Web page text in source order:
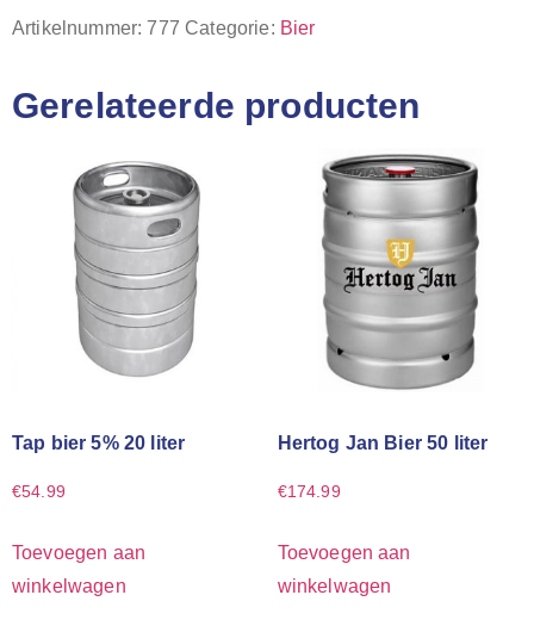
Artikelnummer:777 Categorie: Bier
Gerelateerde producten
Tap bier 5% 20 liter
€54.99
Toevoegen aan
winkelwagen
Hertog Jan Bier 50 liter
€174.99
Toevoegen aan
winkelwagen